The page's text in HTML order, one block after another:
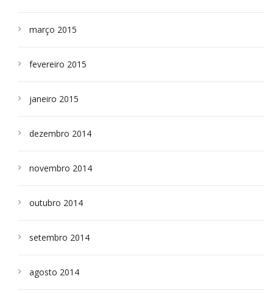
março 2015
fevereiro 2015
janeiro 2015
dezembro 2014
novembro 2014
outubro 2014
setembro 2014
agosto 2014